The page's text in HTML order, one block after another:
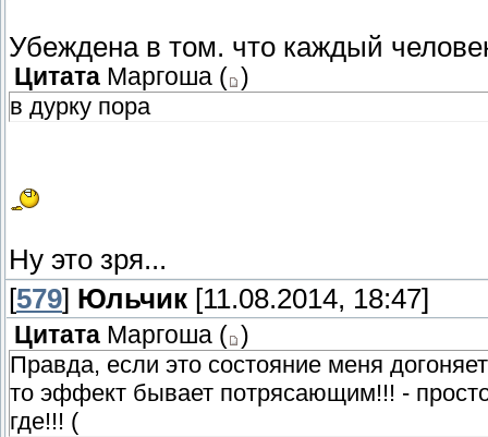
Убеждена в том. что каждый
Цитата Маргоша ( )
в дурку пора
Ну это зря...
[579] Юльчик [11.08.2014, 18:47]
Цитата Маргоша ( )
Правда, если это состояние меня
то эффект бывает потрясающим!!! -
где!!! (